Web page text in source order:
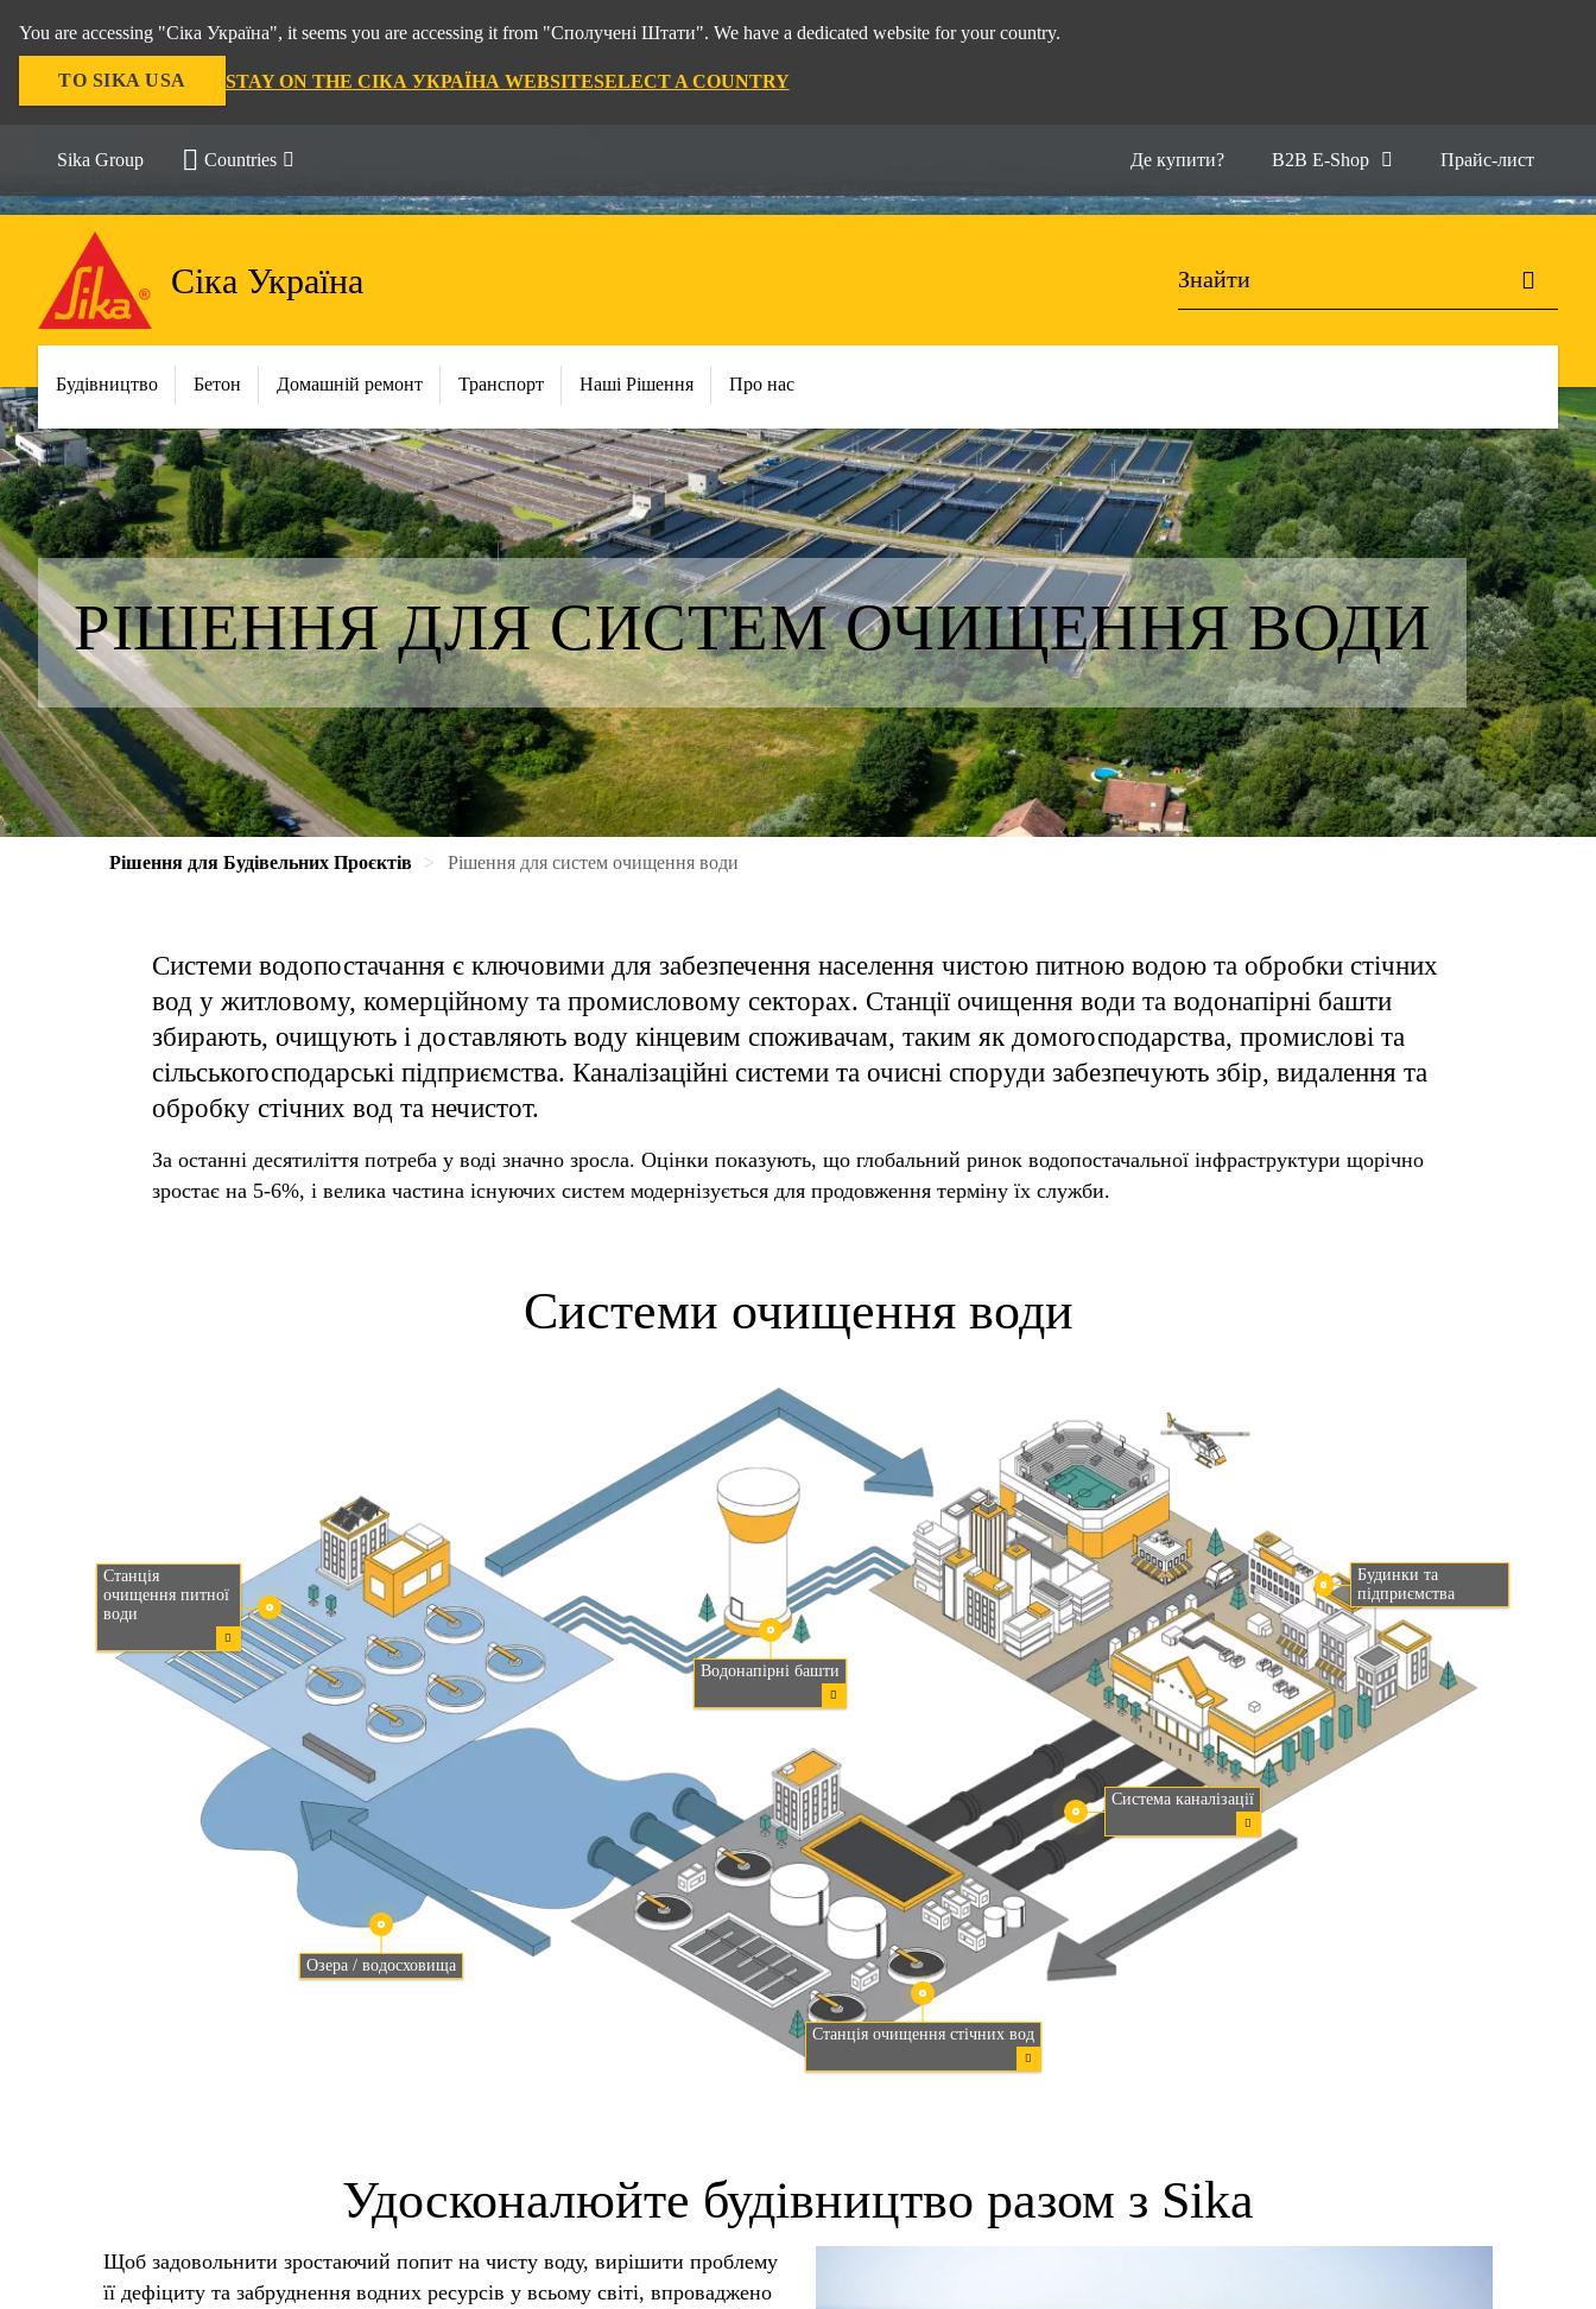
You are accessing "Сіка Україна", it seems you are accessing it from "Сполучені Штати". We have a dedicated website for your country.
TO SIKA USA STAY ON THE СІКА УКРАЇНА WEBSITESELECT A COUNTRY
Sika Group Countries Де купити? B2B E-Shop Прайс-лист
Сіка Україна
Будівництво Бетон Домашній ремонт Транспорт Наші Рішення Про нас
РІШЕННЯ ДЛЯ СИСТЕМ ОЧИЩЕННЯ ВОДИ
Рішення для Будівельних Проєктів Рішення для систем очищення води
Системи водопостачання є ключовими для забезпечення населення чистою питною водою та обробки стічних
вод у житловому, комерційному та промисловому секторах. Станції очищення води та водонапірні башти
збирають, очищують і доставляють воду кінцевим споживачам, таким як домогосподарства, промислові та
сільськогосподарські підприємства. Каналізаційні системи та очисні споруди забезпечують збір, видалення та
обробку стічних вод та нечистот.
За останні десятиліття потреба у воді значно зросла. Оцінки показують, що глобальний ринок водопостачальної інфраструктури щорічно
зростає на 5-6%, і велика частина існуючих систем модернізується для продовження терміну їх служби.
Системи очищення води
Озера / водосховища
Станція
очищення питної
води
Водонапірні башти
Будинки та
підприємства
Система каналізації
Станція очищення стічних вод
Удосконалюйте будівництво разом з Sika
Щоб задовольнити зростаючий попит на чисту воду, вирішити проблему
її дефіциту та забруднення водних ресурсів у всьому світі, впроваджено